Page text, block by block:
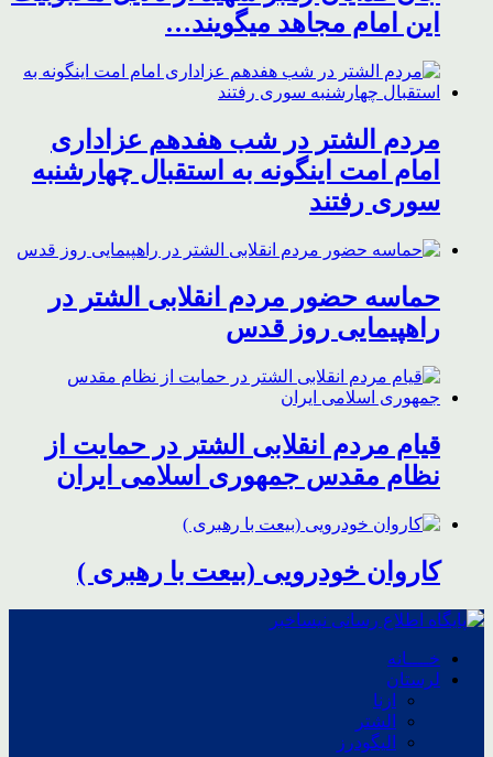
این امام مجاهد میگویند…
مردم الشتر در شب هفدهم عزاداری
امام امت اینگونه به استقبال چهارشنبه
سوری رفتند
حماسه حضور مردم انقلابی الشتر در
راهپیمایی روز قدس
قیام مردم انقلابی الشتر در حمایت از
نظام مقدس جمهوری اسلامی ایران
کاروان خودرویی (بیعت با رهبری )
خــــانه
لرستان
ازنا
الشتر
الیگودرز